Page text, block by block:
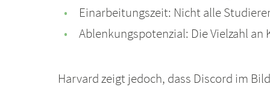
Einarbeitungszeit: Nicht alle
Ablenkungspotenzial: Die Vielzahl
Harvard zeigt jedoch, dass Discord im